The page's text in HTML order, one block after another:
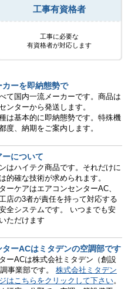
工事有資格者
工事に必要な
有資格者が対応します
カーを即納態勢で
て国内一流メーカーです。商品は
ンターから発送します。
は基本的に即納態勢です。特殊機
度、納期をご案内します。
について
はハイテク商品です。それだけに
的確な技術が求められます。
ーケアはエアコンセンターAC、
店の3者が責任を持って対応する
全システムです。 いつまでも安
ただけます
ターACはミタデンの空調部です
ーACは株式会社ミタデン（創設
事業部です。 株式会社ミタデン
はこちらをクリックして下さい。